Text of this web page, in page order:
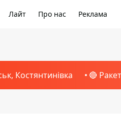
Лайт Про нас Реклама
Костянтинівка 🔴